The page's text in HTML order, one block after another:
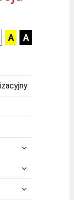
kontrast
czarny
zółtym
A
kontrast
żółty
A